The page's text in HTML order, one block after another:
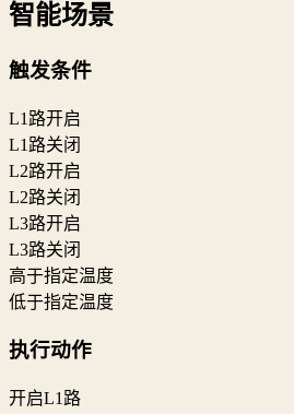
智能场景
触发条件
L1路开启
L1路关闭
L2路开启
L2路关闭
L3路开启
L3路关闭
高于指定温度
低于指定温度
执行动作
开启L1路